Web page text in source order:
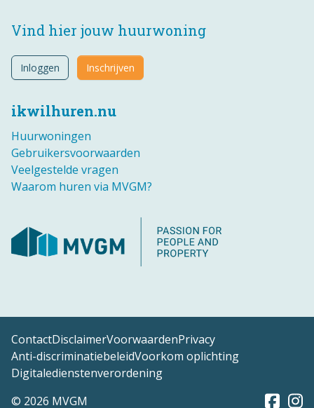
ikwilhuren.nu
Huurwoningen
Gebruikersvoorwaarden
Veelgestelde vragen
Waarom huren via MVGM?
Vind hier jouw huurwoning
Inloggen Inschrijven
ContactDisclaimerVoorwaardenPrivacy
Anti-discriminatiebeleidVoorkom oplichting
Digitaledienstenverordening
© 2026 MVGM